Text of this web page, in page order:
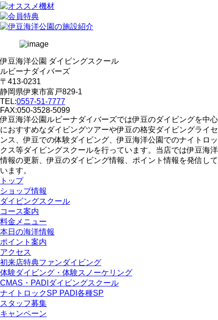
伊豆海洋公園 ダイビングスクール
ルビーナダイバーズ
〒413-0231
静岡県伊東市富戸829-1
TEL:0557-51-7777
FAX:050-3528-5099
伊豆海洋公園ルビーナダイバーズでは伊豆のダイビングを中心
におすすめなダイビングツアーや伊豆の格安ダイビングライセ
ンス、伊豆での体験ダイビング、伊豆海洋公園でのナイトロッ
クス等ダイビングスクールを行っています。当店では伊豆海洋
情報の更新、伊豆のダイビング情報、ポイント情報を発信して
います。
トップ
ショップ情報
ダイビングスクール
コース案内
料金メニュー
本日の海洋情報
ポイント案内
アクセス
初来店特典ファンダイビング
体験ダイビング・体験スノーケリング
CMAS・PADIダイビングスクール
ナイトロックSP PADI各種SP
スタッフ募集
キャンペーン